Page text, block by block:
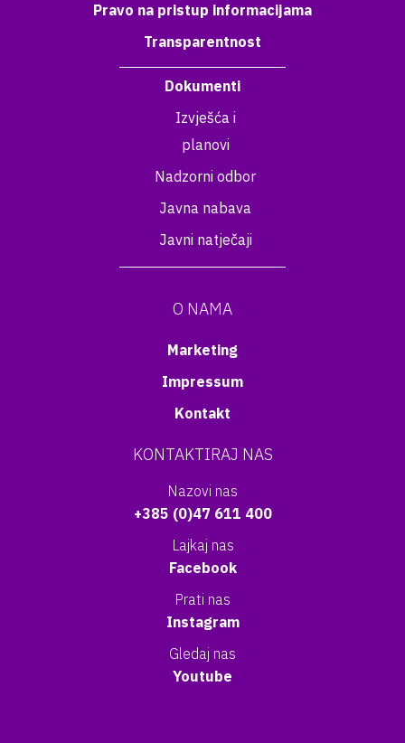
Pravo na pristup informacijama
Transparentnost
Dokumenti
Izvješća i
planovi
Nadzorni odbor
Javna nabava
Javni natječaji
O NAMA
Marketing
Impressum
Kontakt
KONTAKTIRAJ NAS
Nazovi nas
+385 (0)47 611 400
Lajkaj nas
Facebook
Prati nas
Instagram
Gledaj nas
Youtube